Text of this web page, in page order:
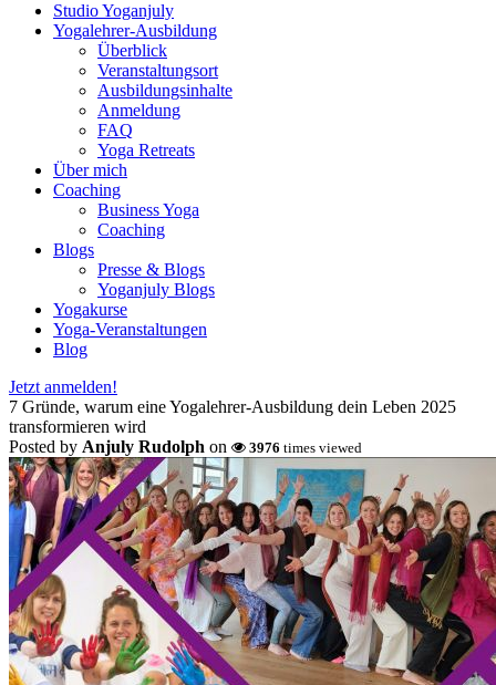
Studio Yoganjuly
Yogalehrer-Ausbildung
Überblick
Veranstaltungsort
Ausbildungsinhalte
Anmeldung
FAQ
Yoga Retreats
Über mich
Coaching
Business Yoga
Coaching
Blogs
Presse & Blogs
Yoganjuly Blogs
Yogakurse
Yoga-Veranstaltungen
Blog
Jetzt anmelden!
7 Gründe, warum eine Yogalehrer-Ausbildung dein Leben 2025
transformieren wird
Posted by Anjuly Rudolph on 3976 times viewed